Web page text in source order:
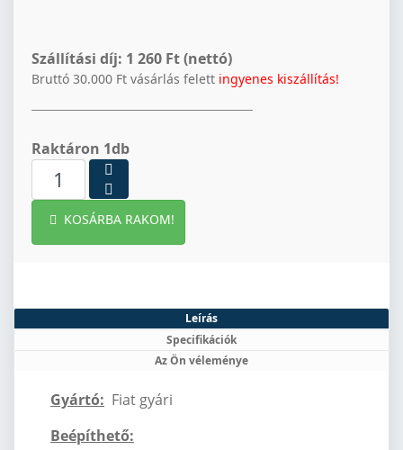
Szállítási díj: 1 260 Ft (nettó)
Bruttó 30.000 Ft vásárlás felett ingyenes kiszállítás!
Raktáron 1db
KOSÁRBA RAKOM!
Leírás
Specifikációk
Az Ön véleménye
Gyártó: Fiat gyári
Beépíthető: